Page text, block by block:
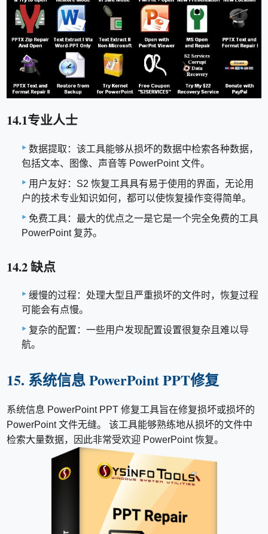
14.1专业人士
数据提取：该工具能够从损坏的数据中检索各种数据，
包括文本、图像、声音等 PowerPoint 文件。
用户友好：S2 恢复工具具有易于使用的界面，无论用
户的技术专业知识如何，都可以使恢复操作变得简单。
免费工具：最大的优点之一是它是一个完全免费的工具
PowerPoint 复苏。
14.2 缺点
缓慢的过程：处理大型且严重损坏的文件时，恢复过程
可能会有点慢。
复杂的配置：一些用户发现配置设置很复杂且难以导
航。
15. 系统信息 PowerPoint PPT修复
系统信息 PowerPoint PPT 修复工具旨在修复损坏或损坏的
PowerPoint 文件无缝。 该工具能够熟练地从损坏的文件中
检索大量数据，因此非常受欢迎 PowerPoint 恢复。